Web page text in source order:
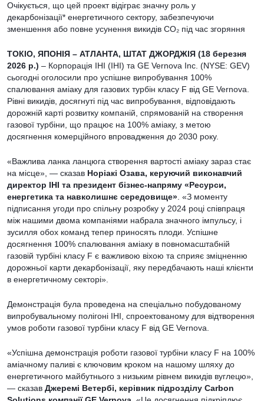
Очікується, що цей проект відіграє значну роль у
декарбонізації* енергетичного сектору, забезпечуючи
зменшення або повне усунення викидів CO₂ під час згоряння
ТОКІО, ЯПОНІЯ – АТЛАНТА, ШТАТ ДЖОРДЖІЯ (18 березня
2026 р.) – Корпорація IHI (IHI) та GE Vernova Inc. (NYSE: GEV)
сьогодні оголосили про успішне випробування 100%
спалювання аміаку для газових турбін класу F від GE Vernova.
Рівні викидів, досягнуті під час випробування, відповідають
дорожній карті розвитку компаній, спрямованій на створення
газової турбіни, що працює на 100% аміаку, з метою
досягнення комерційного впровадження до 2030 року.
«Важлива ланка ланцюга створення вартості аміаку зараз стає
на місце», — сказав Норіакі Озава, керуючий виконавчий
директор IHI та президент бізнес-напряму «Ресурси,
енергетика та навколишнє середовище» . «З моменту
підписання угоди про спільну розробку у 2024 році співпраця
між нашими двома компаніями набрала значного імпульсу, і
зусилля обох команд тепер приносять плоди. Успішне
досягнення 100% спалювання аміаку в повномасштабній
газовій турбіні класу F є важливою віхою та сприяє зміцненню
дорожньої карти декарбонізації, яку передбачають наші клієнти
в енергетичному секторі».
Демонстрація була проведена на спеціально побудованому
випробувальному полігоні IHI, спроектованому для відтворення
умов роботи газової турбіни класу F від GE Vernova.
«Успішна демонстрація роботи газової турбіни класу F на 100%
аміачному паливі є ключовим кроком на нашому шляху до
енергетичного майбутнього з низьким рівнем викидів вуглецю»,
— сказав Джеремі Ветербі, керівник підрозділу Carbon